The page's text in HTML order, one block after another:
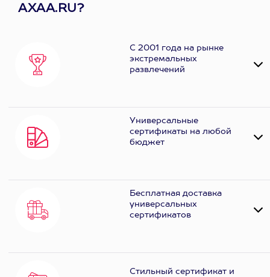
AXAA.RU?
С 2001 года на рынке
экстремальных
развлечений
Универсальные
сертификаты на любой
бюджет
Бесплатная доставка
универсальных
сертификатов
Стильный сертификат и